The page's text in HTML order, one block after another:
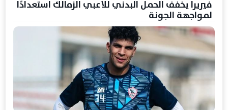
فيريرا يخفف الحمل البدني للاعبي الزمالك استعدادًا
لمواجهة الجونة